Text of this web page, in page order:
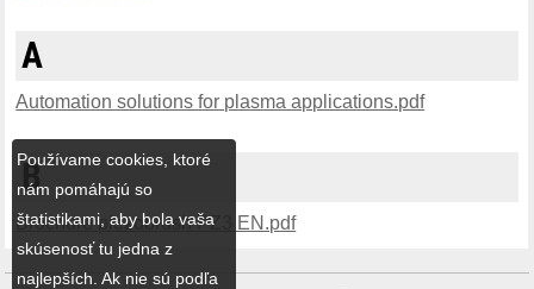
A
Automation solutions for plasma applications.pdf
B
Brochure piezobrush PZ3 EN.pdf
Používame cookies, ktoré
nám pomáhajú so
štatistikami, aby bola vaša
skúsenosť tu jedna z
najlepších. Ak nie sú podľa